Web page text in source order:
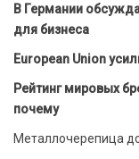
В Германии
для бизнеса
European Union
Рейтинг мировых
почему
Металлочерепица